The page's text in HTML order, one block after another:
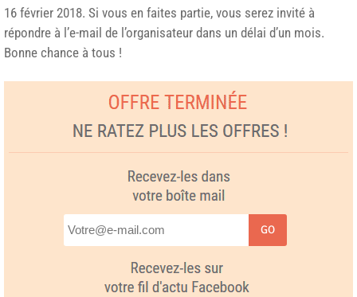
16 février 2018. Si vous en faites partie, vous serez invité à
répondre à l’e-mail de l’organisateur dans un délai d’un mois.
Bonne chance à tous !
GO